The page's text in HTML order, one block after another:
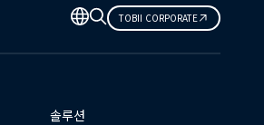
TOBII CORPORATE
솔루션